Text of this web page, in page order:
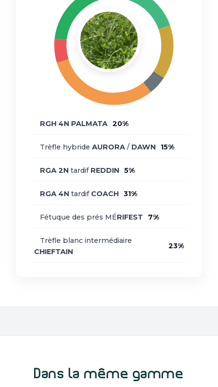
RGH 4N PALMATA 20%
Trèfle hybrideAURORA / DAWN 15%
RGA 2N tardif REDDIN 5%
RGA 4N tardif COACH 31%
Fétuque des prés MÉRIFEST 7%
Trèfle blanc intermédiaire
CHIEFTAIN
23%
Dans la même gamme